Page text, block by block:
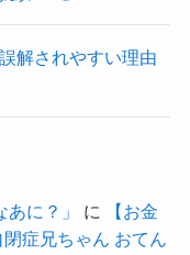
解されやすい理由
に？」 に
【お金
症兄ちゃん おてん